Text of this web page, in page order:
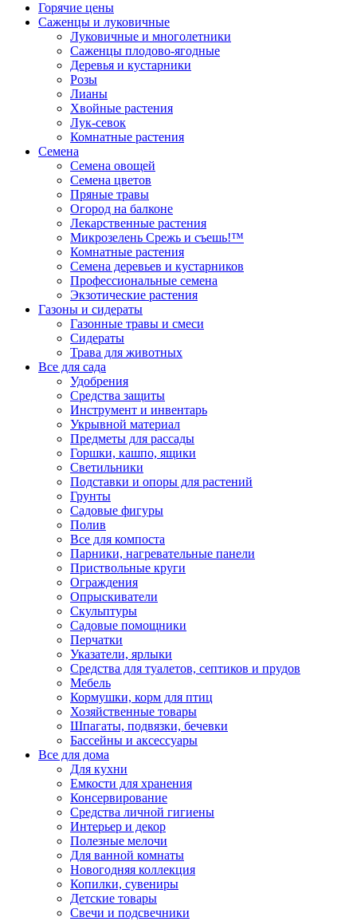
Горячие цены
Саженцы и луковичные
Луковичные и многолетники
Саженцы плодово-ягодные
Деревья и кустарники
Розы
Лианы
Хвойные растения
Лук-севок
Комнатные растения
Семена
Семена овощей
Семена цветов
Пряные травы
Огород на балконе
Лекарственные растения
Микрозелень Срежь и съешь!™
Комнатные растения
Семена деревьев и кустарников
Профессиональные семена
Экзотические растения
Газоны и сидераты
Газонные травы и смеси
Сидераты
Трава для животных
Все для сада
Удобрения
Средства защиты
Инструмент и инвентарь
Укрывной материал
Предметы для рассады
Горшки, кашпо, ящики
Светильники
Подставки и опоры для растений
Грунты
Садовые фигуры
Полив
Все для компоста
Парники, нагревательные панели
Приствольные круги
Ограждения
Опрыскиватели
Скульптуры
Садовые помощники
Перчатки
Указатели, ярлыки
Средства для туалетов, септиков и прудов
Мебель
Кормушки, корм для птиц
Хозяйственные товары
Шпагаты, подвязки, бечевки
Бассейны и аксессуары
Все для дома
Для кухни
Емкости для хранения
Консервирование
Средства личной гигиены
Интерьер и декор
Полезные мелочи
Для ванной комнаты
Новогодняя коллекция
Копилки, сувениры
Детские товары
Свечи и подсвечники